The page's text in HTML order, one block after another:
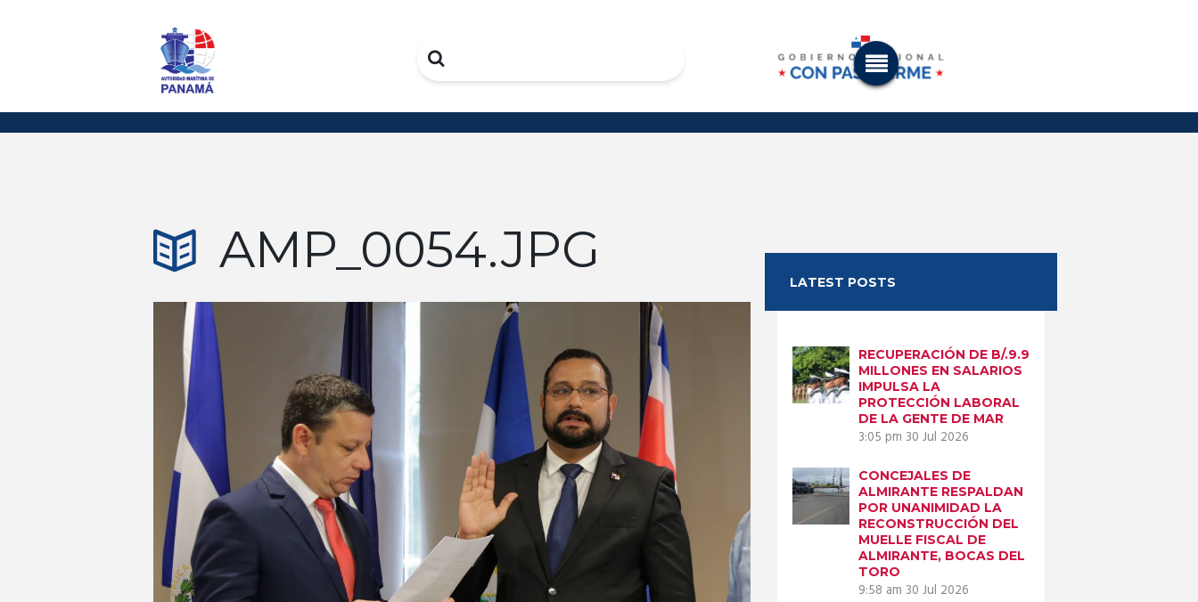
Search
AMP_0054.JPG
Next item
AMP_0061.JPG-1
LATEST POSTS
RECUPERACIÓN DE B/.9.9
MILLONES EN SALARIOS
IMPULSA LA
PROTECCIÓN LABORAL
DE LA GENTE DE MAR
3:05 pm 30 Jul 2026
CONCEJALES DE
ALMIRANTE RESPALDAN
POR UNANIMIDAD LA
RECONSTRUCCIÓN DEL
MUELLE FISCAL DE
ALMIRANTE, BOCAS DEL
TORO
9:58 am 30 Jul 2026